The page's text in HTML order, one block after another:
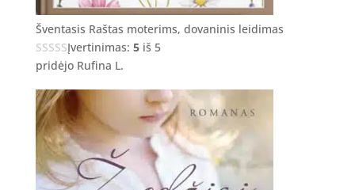
Šventasis Raštas moterims, dovaninis leidimas
Įvertinimas: 5iš 5
pridėjo Rufina L.